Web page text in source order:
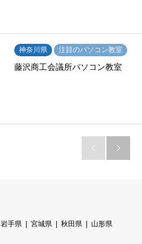
神奈川県 注目のパソコン教室
藤沢商工会議所パソコン教室
 
岩手県 宮城県 秋田県
山形県